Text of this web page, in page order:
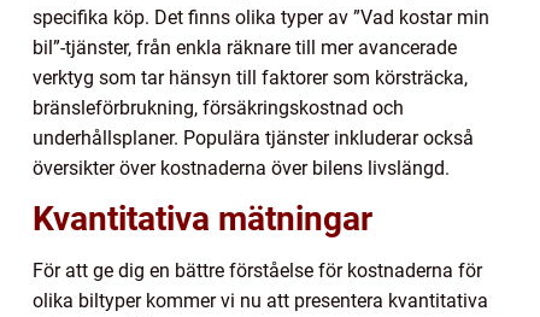
specifika köp. Det finns olika typer av ”Vad kostar min
bil”-tjänster, från enkla räknare till mer avancerade
verktyg som tar hänsyn till faktorer som körsträcka,
bränsleförbrukning, försäkringskostnad och
underhållsplaner. Populära tjänster inkluderar också
översikter över kostnaderna över bilens livslängd.
Kvantitativa mätningar
För att ge dig en bättre förståelse för kostnaderna för
olika biltyper kommer vi nu att presentera kvantitativa